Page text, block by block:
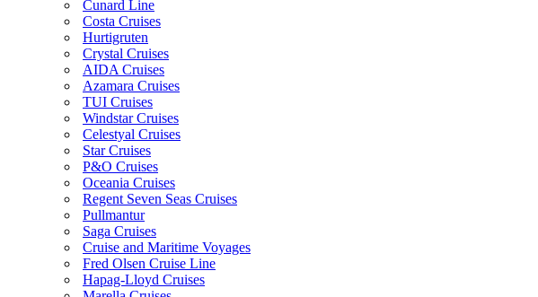
Cunard Line
Costa Cruises
Hurtigruten
Crystal Cruises
AIDA Cruises
Azamara Cruises
TUI Cruises
Windstar Cruises
Celestyal Cruises
Star Cruises
P&O Cruises
Oceania Cruises
Regent Seven Seas Cruises
Pullmantur
Saga Cruises
Cruise and Maritime Voyages
Fred Olsen Cruise Line
Hapag-Lloyd Cruises